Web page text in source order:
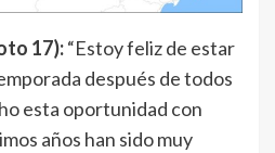
17):“Estoy feliz de estar
después de todos
esta oportunidad con
años han sido muy